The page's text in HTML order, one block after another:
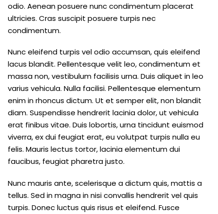
odio. Aenean posuere nunc condimentum placerat
ultricies. Cras suscipit posuere turpis nec
condimentum.
Nunc eleifend turpis vel odio accumsan, quis eleifend
lacus blandit. Pellentesque velit leo, condimentum et
massa non, vestibulum facilisis urna. Duis aliquet in leo
varius vehicula. Nulla facilisi. Pellentesque elementum
enim in rhoncus dictum. Ut et semper elit, non blandit
diam. Suspendisse hendrerit lacinia dolor, ut vehicula
erat finibus vitae. Duis lobortis, urna tincidunt euismod
viverra, ex dui feugiat erat, eu volutpat turpis nulla eu
felis. Mauris lectus tortor, lacinia elementum dui
faucibus, feugiat pharetra justo.
Nunc mauris ante, scelerisque a dictum quis, mattis a
tellus. Sed in magna in nisi convallis hendrerit vel quis
turpis. Donec luctus quis risus et eleifend. Fusce